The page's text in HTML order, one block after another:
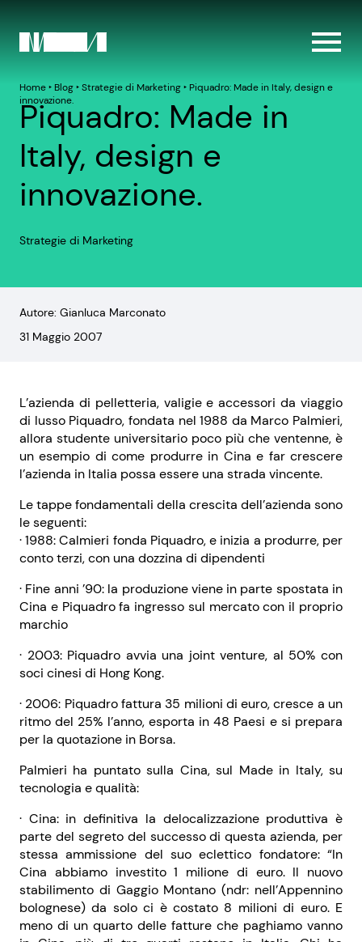
Home‣ Blog‣Strategie di Marketing‣ Piquadro: Made in Italy, design e
innovazione.
Piquadro: Made in
Italy, design e
innovazione.
Strategie di Marketing
Autore: Gianluca Marconato
31 Maggio 2007
L’azienda di pelletteria, valigie e accessori da viaggio
di lusso Piquadro, fondata nel 1988 da Marco Palmieri,
allora studente universitario poco più che ventenne, è
un esempio di come produrre in Cina e far crescere
l’azienda in Italia possa essere una strada vincente.
Le tappe fondamentali della crescita dell’azienda sono
le seguenti:
· 1988: Calmieri fonda Piquadro, e inizia a produrre, per
conto terzi, con una dozzina di dipendenti
· Fine anni ’90: la produzione viene in parte spostata in
Cina e Piquadro fa ingresso sul mercato con il proprio
marchio
· 2003: Piquadro avvia una joint venture, al 50% con
soci cinesi di Hong Kong.
· 2006: Piquadro fattura 35 milioni di euro, cresce a un
ritmo del 25% l’anno, esporta in 48 Paesi e si prepara
per la quotazione in Borsa.
Palmieri ha puntato sulla Cina, sul Made in Italy, su
tecnologia e qualità:
· Cina: in definitiva la delocalizzazione produttiva è
parte del segreto del successo di questa azienda, per
stessa ammissione del suo eclettico fondatore: “In
Cina abbiamo investito 1 milione di euro. Il nuovo
stabilimento di Gaggio Montano (ndr: nell’Appennino
bolognese) da solo ci è costato 8 milioni di euro. E
meno di un quarto delle fatture che paghiamo vanno